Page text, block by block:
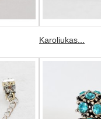
Karoliukas...